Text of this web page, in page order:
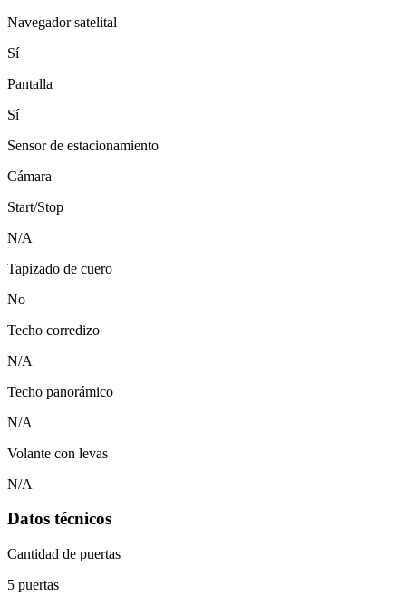
Navegador satelital
Sí
Pantalla
Sí
Sensor de estacionamiento
Cámara
Start/Stop
N/A
Tapizado de cuero
No
Techo corredizo
N/A
Techo panorámico
N/A
Volante con levas
N/A
Datos técnicos
Cantidad de puertas
5 puertas